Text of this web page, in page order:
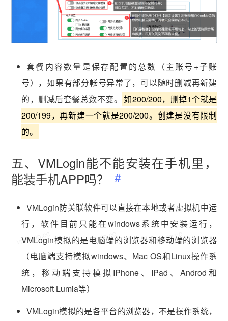
套餐内容数量是保存配置的总数（主账号+子账
号），如果有部分帐号异常了，可以随时删减再新建
的，删减后套餐总数不变。 如200/200，删掉1个就是
200/199，再新建一个就是200/200。创建是没有限制
的。
五、VMLogin能不能安装在手机里，
能装手机APP吗？
VMLogin防关联软件可以直接在本地或者虚拟机中运
行，软件目前只能在windows系统中安装运行，
VMLogin模拟的是电脑端的浏览器和移动端的浏览器
（电脑端支持模拟windows、Mac OS和Linux操作系
统，移动端支持模拟IPhone、IPad、Androd和
Microsoft Lumia等）
VMLogin模拟的是各平台的浏览器，不是操作系统，
vmlogin.cc vmlogin.cc vmlogin.cc